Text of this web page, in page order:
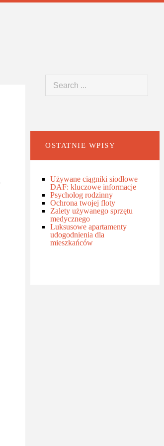
OSTATNIE WPISY
Używane ciągniki siodłowe
DAF: kluczowe informacje
Psycholog rodzinny
Ochrona twojej floty
Zalety używanego sprzętu
medycznego
Luksusowe apartamenty
udogodnienia dla
mieszkańców